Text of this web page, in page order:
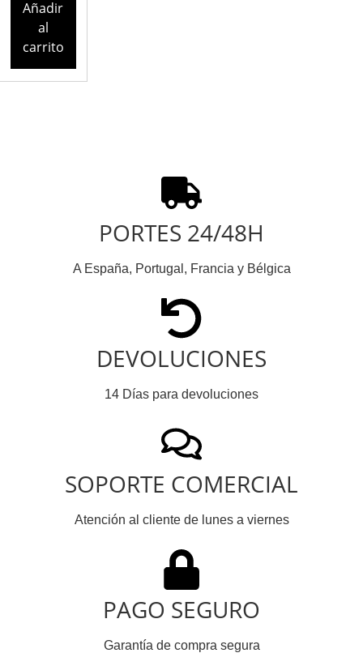
Añadir
al
carrito
PORTES 24/48H
A España, Portugal, Francia y Bélgica
DEVOLUCIONES
14 Días para devoluciones
SOPORTE COMERCIAL
Atención al cliente de lunes a viernes
PAGO SEGURO
Garantía de compra segura